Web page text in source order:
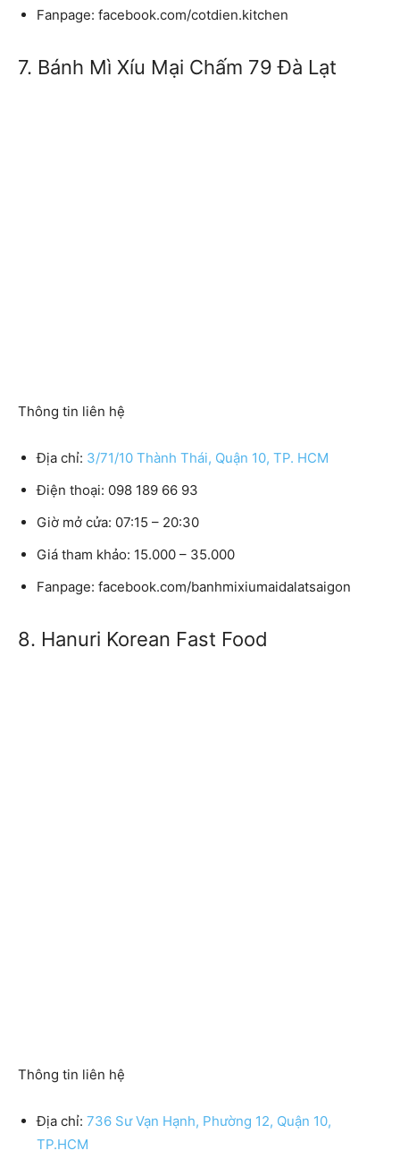
Fanpage: facebook.com/cotdien.kitchen
7. Bánh Mì Xíu Mại Chấm 79 Đà Lạt
Thông tin liên hệ
Địa chỉ: 3/71/10 Thành Thái, Quận 10, TP. HCM
Điện thoại: 098 189 66 93
Giờ mở cửa: 07:15 – 20:30
Giá tham khảo: 15.000 – 35.000
Fanpage: facebook.com/banhmixiumaidalatsaigon
8. Hanuri Korean Fast Food
Thông tin liên hệ
Địa chỉ: 736 Sư Vạn Hạnh, Phường 12, Quận 10,
TP.HCM